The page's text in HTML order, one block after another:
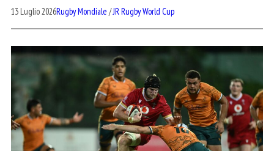
13 Luglio 2026Rugby Mondiale /JR Rugby World Cup